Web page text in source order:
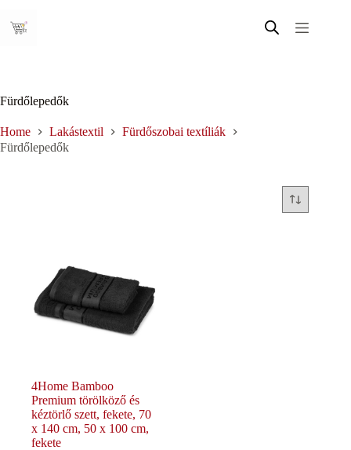
content
Fürdőlepedők
Home Lakástextil
Fürdőszobai textíliák
Fürdőlepedők
4Home Bamboo
Premium törölköző és
kéztörlő szett, fekete, 70
x 140 cm, 50 x 100 cm,
fekete